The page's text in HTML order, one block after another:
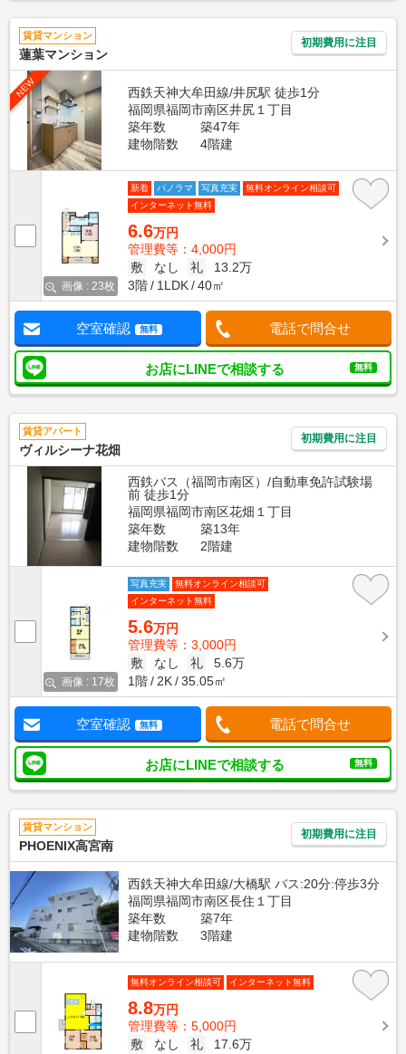
賃貸マンション
蓮葉マンション
初期費用に注目
NEW
西鉄天神大牟田線/井尻駅 徒歩1分
福岡県福岡市南区井尻１丁目
築年数
築47年
建物階数
4階建
画像 : 23枚
新着 パノラマ 写真充実
無料オンライン相談可
インターネット無料
6.6万円
管理費等：4,000円
敷
なし 礼
13.2万
3階
1LDK 40㎡
空室確認 無料 電話で問合せ
お店にLINEで相談する 無料
賃貸アパート
ヴィルシーナ花畑
初期費用に注目
西鉄バス（福岡市南区）/自動車免許試験場
前 徒歩1分
福岡県福岡市南区花畑１丁目
築年数
築13年
建物階数
2階建
画像 : 17枚
写真充実
無料オンライン相談可
インターネット無料
5.6万円
管理費等：3,000円
敷
なし 礼
5.6万
1階
2K 35.05㎡
空室確認 無料 電話で問合せ
お店にLINEで相談する 無料
賃貸マンション
PHOENIX高宮南
初期費用に注目
西鉄天神大牟田線/大橋駅 バス:20分:停歩3分
福岡県福岡市南区長住１丁目
築年数
築7年
建物階数
3階建
無料オンライン相談可 インターネット無料
8.8万円
管理費等：5,000円
敷
なし 礼
17.6万